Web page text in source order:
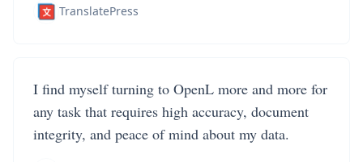
TranslatePress
I find myself turning to OpenL more and more for
any task that requires high accuracy, document
integrity, and peace of mind about my data.